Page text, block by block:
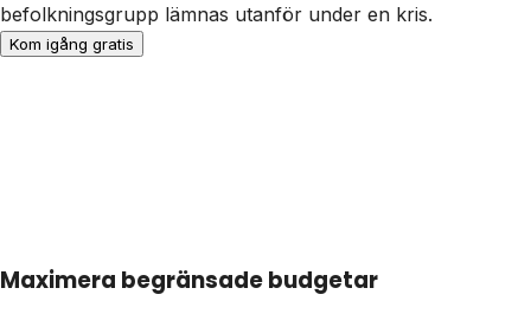
befolkningsgrupp lämnas utanför under en kris.
Kom igång gratis
Maximera begränsade budgetar